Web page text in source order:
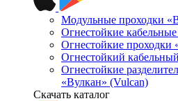
Модульные проходки
Огнестойкие
Огнестойкие проходки
Огнестойкий
Огнестойкие
«Вулкан» (Vulcan)
Скачать каталог